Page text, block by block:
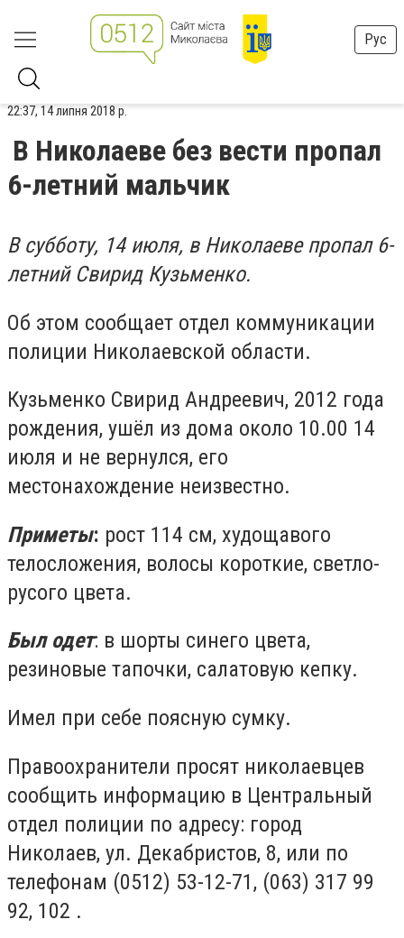
Рус
22:37, 14 липня 2018 р.
В Николаеве без вести пропал
6-летний мальчик
В субботу, 14 июля, в Николаеве пропал 6-
летний Свирид Кузьменко.
Об этом сообщает отдел коммуникации
полиции Николаевской области.
Кузьменко Свирид Андреевич, 2012 года
рождения, ушёл из дома около 10.00 14
июля и не вернулся, его
местонахождение неизвестно.
Приметы: рост 114 см, худощавого
телосложения, волосы короткие, светло-
русого цвета.
Был одет: в шорты синего цвета,
резиновые тапочки, салатовую кепку.
Имел при себе поясную сумку.
Правоохранители просят николаевцев
сообщить информацию в Центральный
отдел полиции по адресу: город
Николаев, ул. Декабристов, 8, или по
телефонам (0512) 53-12-71, (063) 317 99
92, 102 .